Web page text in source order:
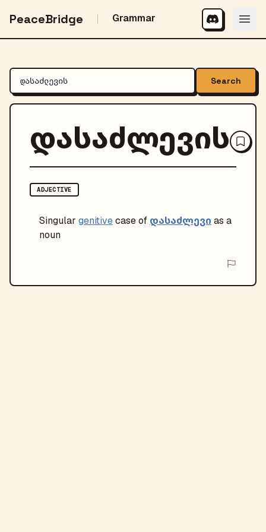
PeaceBridge Grammar
Search
დასაძლევის
ADJECTIVE
Singular genitivecase of დასაძლევი as a
noun